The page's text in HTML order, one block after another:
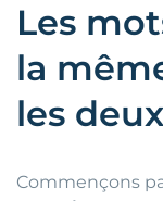
Les
la
les
Commençons